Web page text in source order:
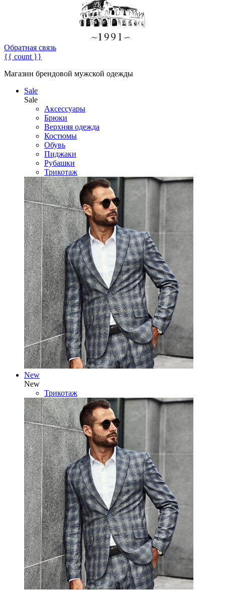
Обратная связь
{{ count }}
Магазин брендовой мужской одежды
Sale
Sale
Аксессуары
Брюки
Верхняя одежда
Костюмы
Обувь
Пиджаки
Рубашки
Трикотаж
New
New
Трикотаж